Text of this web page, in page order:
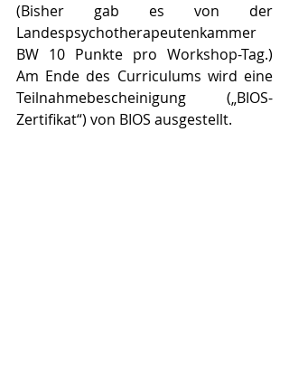
(Bisher gab es von der
Landespsychotherapeutenkammer
BW 10 Punkte pro Workshop-Tag.)
Am Ende des Curriculums wird eine
Teilnahmebescheinigung („BIOS-
Zertifikat“) von BIOS ausgestellt.